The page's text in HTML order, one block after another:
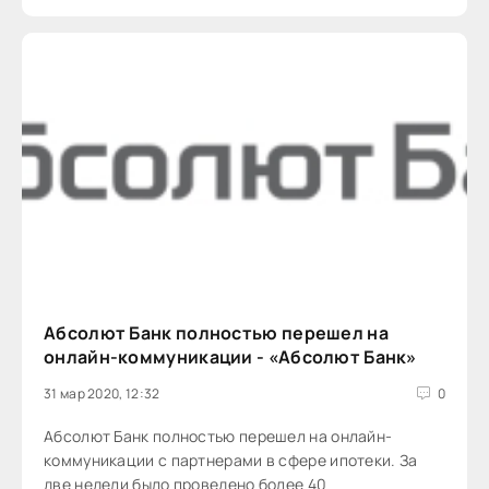
Абсолют Банк полностью перешел на
онлайн-коммуникации - «Абсолют Банк»
31 мар 2020, 12:32 0
Абсолют Банк полностью перешел на онлайн-
коммуникации с партнерами в сфере ипотеки. За
две недели было проведено более 40